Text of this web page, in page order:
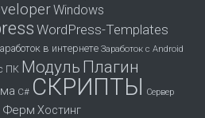
Windows
WordPress-Templates
в интернете Заработок с Android
ПК Модуль Плагин
С# СКРИПТЫ Сервер
Ферм Хостинг